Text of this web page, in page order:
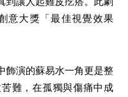
意大獎「最佳視覺效果
飾演的蘇易水一角更是整
難，在孤獨與傷痛中成